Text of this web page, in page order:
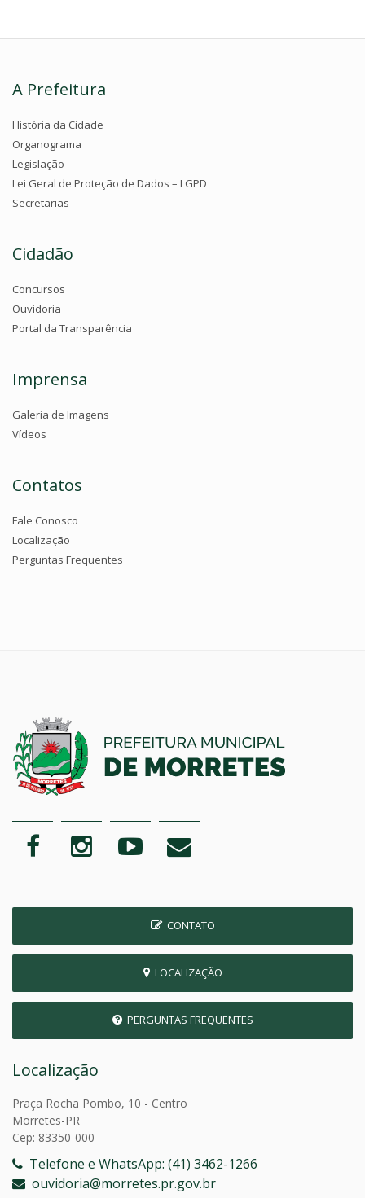
A Prefeitura
História da Cidade
Organograma
Legislação
Lei Geral de Proteção de Dados – LGPD
Secretarias
Cidadão
Concursos
Ouvidoria
Portal da Transparência
Imprensa
Galeria de Imagens
Vídeos
Contatos
Fale Conosco
Localização
Perguntas Frequentes
CONTATO
LOCALIZAÇÃO
PERGUNTAS FREQUENTES
Localização
Praça Rocha Pombo, 10 - Centro
Morretes-PR
Cep: 83350-000
Telefone e WhatsApp: (41) 3462-1266
ouvidoria@morretes.pr.gov.br